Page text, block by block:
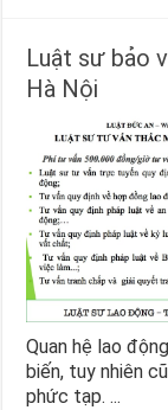
Luật sư bảo
Hà Nội
Quan hệ lao
biến, tuy nhiên
phức tạp. ...